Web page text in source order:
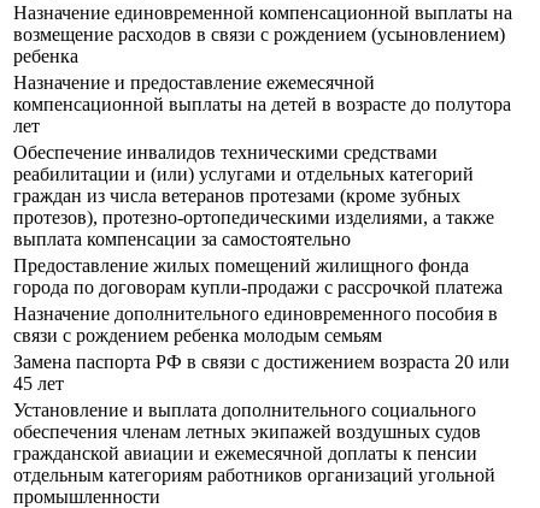
Назначение единовременной компенсационной выплаты на
возмещение расходов в связи с рождением (усыновлением)
ребенка
Назначение и предоставление ежемесячной
компенсационной выплаты на детей в возрасте до полутора
лет
Обеспечение инвалидов техническими средствами
реабилитации и (или) услугами и отдельных категорий
граждан из числа ветеранов протезами (кроме зубных
протезов), протезно-ортопедическими изделиями, а также
выплата компенсации за самостоятельно
Предоставление жилых помещений жилищного фонда
города по договорам купли-продажи с рассрочкой платежа
Назначение дополнительного единовременного пособия в
связи с рождением ребенка молодым семьям
Замена паспорта РФ в связи с достижением возраста 20 или
45 лет
Установление и выплата дополнительного социального
обеспечения членам летных экипажей воздушных судов
гражданской авиации и ежемесячной доплаты к пенсии
отдельным категориям работников организаций угольной
промышленности